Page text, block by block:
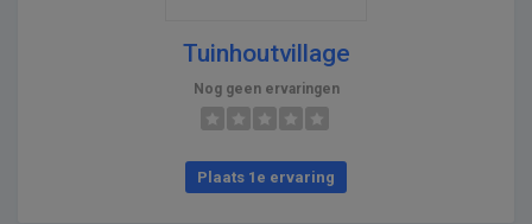
Tuinhoutvillage
Nog geen ervaringen
Plaats 1e ervaring